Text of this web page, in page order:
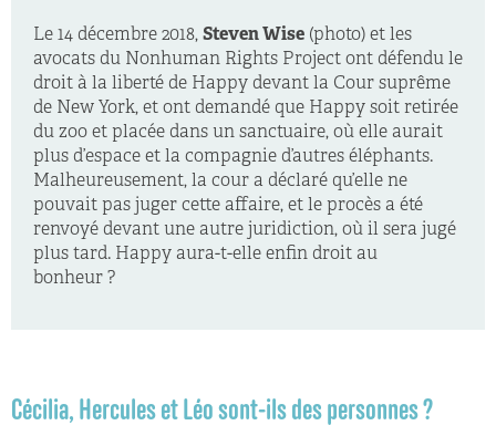
Le 14 décembre 2018, Steven Wise (photo) et les
avocats du Nonhuman Rights Project ont défendu le
droit à la liberté de Happy devant la Cour suprême
de New York, et ont demandé que Happy soit retirée
du zoo et placée dans un sanctuaire, où elle aurait
plus d’espace et la compagnie d’autres éléphants.
Malheureusement, la cour a déclaré qu’elle ne
pouvait pas juger cette affaire, et le procès a été
renvoyé devant une autre juridiction, où il sera jugé
plus tard. Happy aura-t-elle enfin droit au
bonheur ?
Cécilia, Hercules et Léo sont-ils des personnes ?